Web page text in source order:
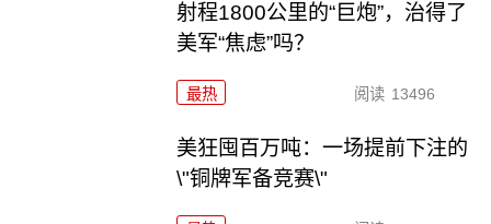
射程1800公里的“巨炮”，治得了
美军“焦虑”吗？
最热 阅读 13496
美狂囤百万吨：一场提前下注的
\"铜牌军备竞赛\"